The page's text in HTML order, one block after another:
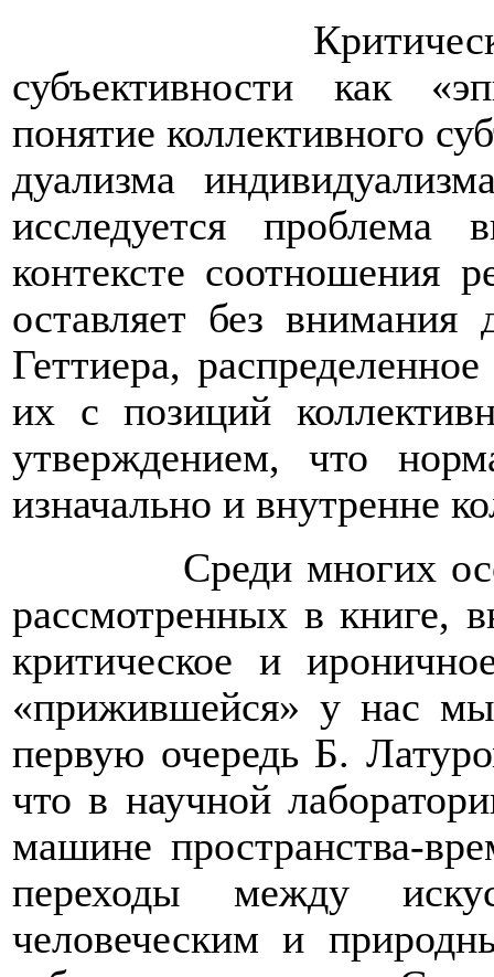
субъективности как
понятие коллективного
дуализма
исследуется проблема
контексте соотношения
оставляет без
Геттиера,
их с позиций
утверждением, что
изначально и внутренне
Среди многих
рассмотренных в книге,
критическое и
«прижившейся» у нас
первую очередь Б.
что в научной
машине пространства-
переходы между
человеческим и